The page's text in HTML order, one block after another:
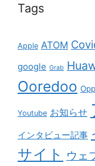
Tags
Apple ATOM
google Grab
Ooredoo
Youtube お知らせ
インタビュー記事
サイト ウェ